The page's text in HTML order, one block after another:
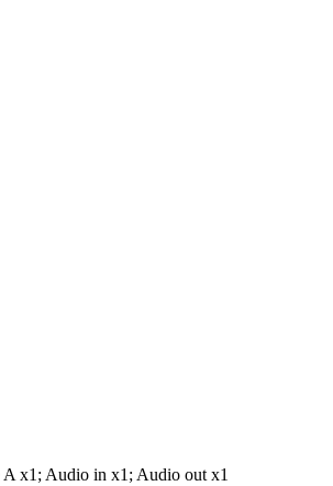
x1; Audio in x1; Audio out x1